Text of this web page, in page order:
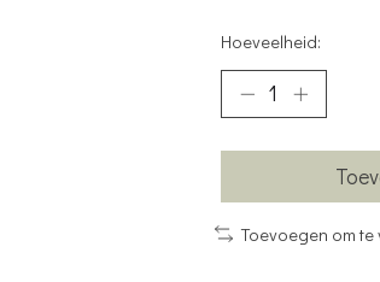
Hoeveelheid:
Toevoegen om te